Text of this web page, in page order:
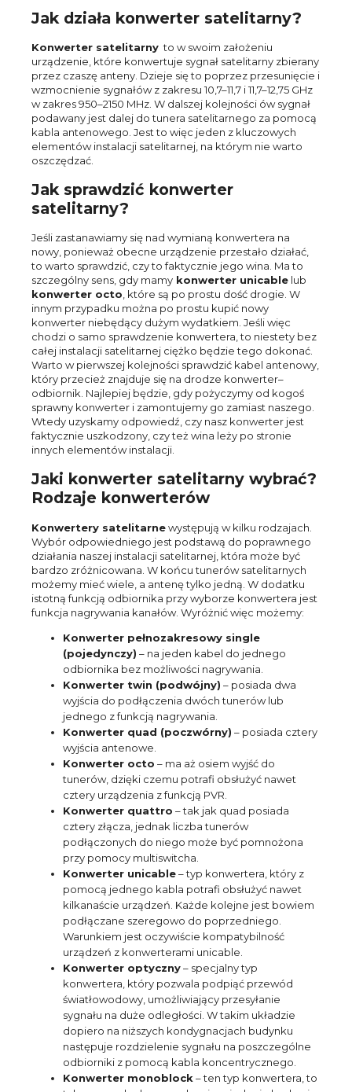
Jak działa konwerter satelitarny?
Konwerter satelitarny to w swoim założeniu
urządzenie, które konwertuje sygnał satelitarny zbierany
przez czaszę anteny. Dzieje się to poprzez przesunięcie i
wzmocnienie sygnałów z zakresu 10,7–11,7 i 11,7–12,75 GHz
w zakres 950–2150 MHz. W dalszej kolejności ów sygnał
podawany jest dalej do tunera satelitarnego za pomocą
kabla antenowego. Jest to więc jeden z kluczowych
elementów instalacji satelitarnej, na którym nie warto
oszczędzać.
Jak sprawdzić konwerter
satelitarny?
Jeśli zastanawiamy się nad wymianą konwertera na
nowy, ponieważ obecne urządzenie przestało działać,
to warto sprawdzić, czy to faktycznie jego wina. Ma to
szczególny sens, gdy mamy konwerter unicable lub
konwerter octo, które są po prostu dość drogie. W
innym przypadku można po prostu kupić nowy
konwerter niebędący dużym wydatkiem. Jeśli więc
chodzi o samo sprawdzenie konwertera, to niestety bez
całej instalacji satelitarnej ciężko będzie tego dokonać.
Warto w pierwszej kolejności sprawdzić kabel antenowy,
który przecież znajduje się na drodze konwerter–
odbiornik. Najlepiej będzie, gdy pożyczymy od kogoś
sprawny konwerter i zamontujemy go zamiast naszego.
Wtedy uzyskamy odpowiedź, czy nasz konwerter jest
faktycznie uszkodzony, czy też wina leży po stronie
innych elementów instalacji.
Jaki konwerter satelitarny wybrać?
Rodzaje konwerterów
Konwertery satelitarnewystępują w kilku rodzajach.
Wybór odpowiedniego jest podstawą do poprawnego
działania naszej instalacji satelitarnej, która może być
bardzo zróżnicowana. W końcu tunerów satelitarnych
możemy mieć wiele, a antenę tylko jedną. W dodatku
istotną funkcją odbiornika przy wyborze konwertera jest
funkcja nagrywania kanałów. Wyróżnić więc możemy:
Konwerter pełnozakresowy single
(pojedynczy) – na jeden kabel do jednego
odbiornika bez możliwości nagrywania.
Konwerter twin (podwójny) – posiada dwa
wyjścia do podłączenia dwóch tunerów lub
jednego z funkcją nagrywania.
Konwerter quad (poczwórny) – posiada cztery
wyjścia antenowe.
Konwerter octo – ma aż osiem wyjść do
tunerów, dzięki czemu potrafi obsłużyć nawet
cztery urządzenia z funkcją PVR.
Konwerter quattro – tak jak quad posiada
cztery złącza, jednak liczba tunerów
podłączonych do niego może być pomnożona
przy pomocy multiswitcha.
Konwerter unicable– typ konwertera, który z
pomocą jednego kabla potrafi obsłużyć nawet
kilkanaście urządzeń. Każde kolejne jest bowiem
podłączane szeregowo do poprzedniego.
Warunkiem jest oczywiście kompatybilność
urządzeń z konwerterami unicable.
Konwerter optyczny– specjalny typ
konwertera, który pozwala podpiąć przewód
światłowodowy, umożliwiający przesyłanie
sygnału na duże odległości. W takim układzie
dopiero na niższych kondygnacjach budynku
następuje rozdzielenie sygnału na poszczególne
odbiorniki z pomocą kabla koncentrycznego.
Konwerter monoblock – ten typ konwertera, to